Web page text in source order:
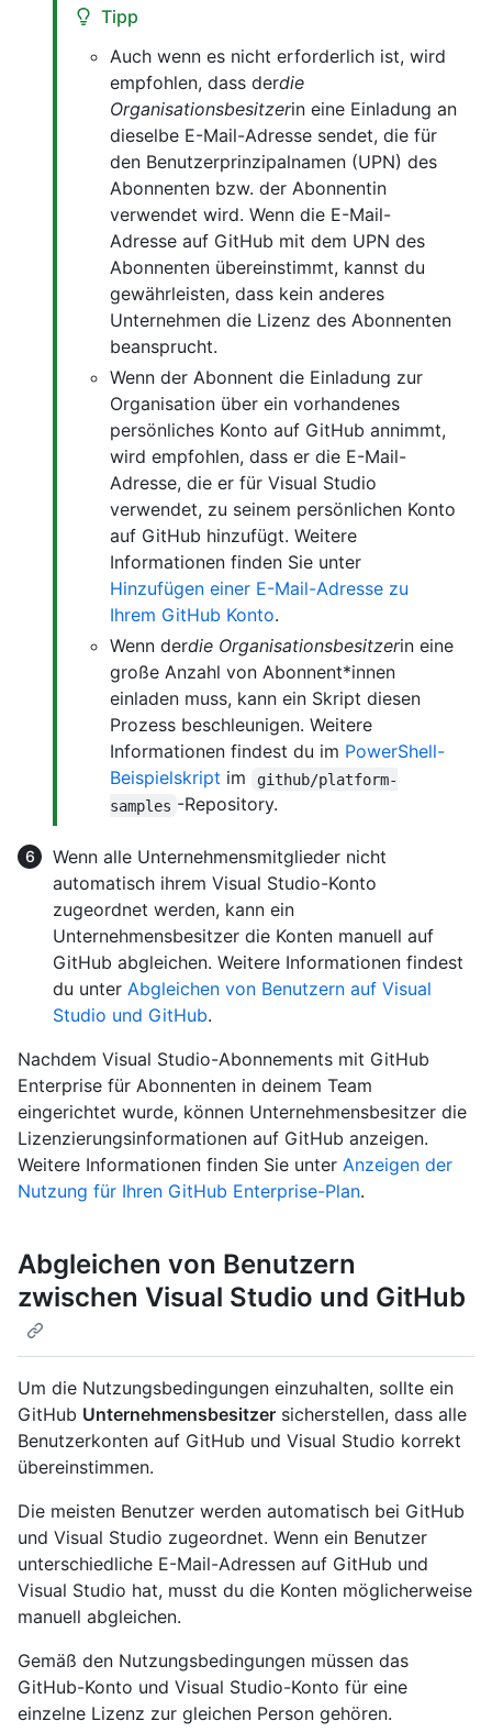
Tipp
Auch wenn es nicht erforderlich ist, wird
empfohlen, dass derdie
Organisationsbesitzerin eine Einladung an
dieselbe E-Mail-Adresse sendet, die für
den Benutzerprinzipalnamen (UPN) des
Abonnenten bzw. der Abonnentin
verwendet wird. Wenn die E-Mail-
Adresse auf GitHub mit dem UPN des
Abonnenten übereinstimmt, kannst du
gewährleisten, dass kein anderes
Unternehmen die Lizenz des Abonnenten
beansprucht.
Wenn der Abonnent die Einladung zur
Organisation über ein vorhandenes
persönliches Konto auf GitHub annimmt,
wird empfohlen, dass er die E-Mail-
Adresse, die er für Visual Studio
verwendet, zu seinem persönlichen Konto
auf GitHub hinzufügt. Weitere
Informationen finden Sie unter
Hinzufügen einer E-Mail-Adresse zu
Ihrem GitHub Konto.
Wenn derdie Organisationsbesitzerin eine
große Anzahl von Abonnent*innen
einladen muss, kann ein Skript diesen
Prozess beschleunigen. Weitere
Informationen findest du im PowerShell-
Beispielskript im
github/platform-
samples -Repository.
Wenn alle Unternehmensmitglieder nicht
automatisch ihrem Visual Studio-Konto
zugeordnet werden, kann ein
Unternehmensbesitzer die Konten manuell auf
GitHub abgleichen. Weitere Informationen findest
du unter Abgleichen von Benutzern auf Visual
Studio und GitHub.
Nachdem Visual Studio-Abonnements mit GitHub
Enterprise für Abonnenten in deinem Team
eingerichtet wurde, können Unternehmensbesitzer die
Lizenzierungsinformationen auf GitHub anzeigen.
Weitere Informationen finden Sie unter Anzeigen der
Nutzung für Ihren GitHub Enterprise-Plan.
Abgleichen von Benutzern
zwischen Visual Studio und GitHub
Um die Nutzungsbedingungen einzuhalten, sollte ein
GitHub Unternehmensbesitzer sicherstellen, dass alle
Benutzerkonten auf GitHub und Visual Studio korrekt
übereinstimmen.
Die meisten Benutzer werden automatisch bei GitHub
und Visual Studio zugeordnet. Wenn ein Benutzer
unterschiedliche E-Mail-Adressen auf GitHub und
Visual Studio hat, musst du die Konten möglicherweise
manuell abgleichen.
Gemäß den Nutzungsbedingungen müssen das
GitHub-Konto und Visual Studio-Konto für eine
einzelne Lizenz zur gleichen Person gehören.